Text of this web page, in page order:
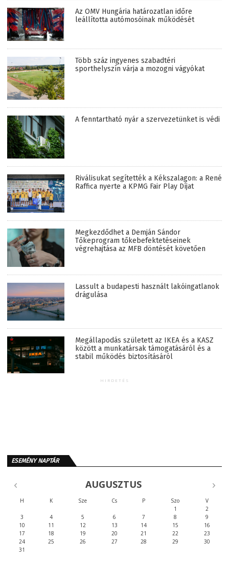
Az OMV Hungária határozatlan időre
leállította autómosóinak működését
Több száz ingyenes szabadtéri
sporthelyszín várja a mozogni vágyókat
A fenntartható nyár a szervezetünket is védi
Riválisukat segítették a Kékszalagon: a René
Raffica nyerte a KPMG Fair Play Díjat
Megkezdődhet a Demján Sándor
Tőkeprogram tőkebefektetéseinek
végrehajtása az MFB döntését követően
Lassult a budapesti használt lakóingatlanok
drágulása
Megállapodás született az IKEA és a KASZ
között a munkatársak támogatásáról és a
stabil működés biztosításáról
HIRDETÉS
ESEMÉNY NAPTÁR
AUGUSZTUS
H K Sze Cs P Szo
V
1
2
3
4 5 6 7 8
9
10
11 12 13 14 15
16
17
18 19 20 21 22
23
24
25 26 27 28 29
30
31